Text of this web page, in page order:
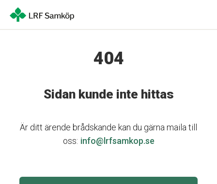
404
Sidan kunde inte hittas
Är ditt ärende brådskande kan du gärna maila till
oss: info@lrfsamkop.se